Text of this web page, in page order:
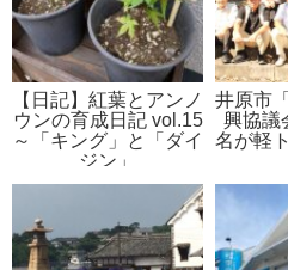
【日記】紅葉とアンノ
ウンの育成日記 vol.15
～「キング」と「ダイ
ジン」
井原市
興協議
名が軽